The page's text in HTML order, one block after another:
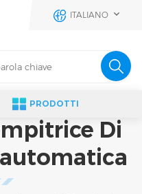
ITALIANO
PRODOTTI
Di